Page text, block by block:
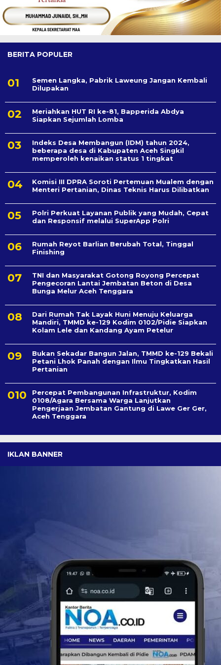
BERITA POPULER
Semen Langka, Pabrik Laweung Jangan Kembali
Dilupakan
Meriahkan HUT RI ke-81, Bapperida Abdya
Siapkan Sejumlah Lomba
Indeks Desa Membangun (IDM) tahun 2024,
beberapa desa di Kabupaten Aceh Singkil
memperoleh kenaikan status 1 tingkat
Komisi III DPRA Soroti Pertemuan Mualem dengan
Menteri Pertanian, Dinas Teknis Harus Dilibatkan
Polri Perkuat Layanan Publik yang Mudah, Cepat
dan Responsif melalui SuperApp Polri
Rumah Reyot Barlian Berubah Total, Tinggal
Finishing
TNI dan Masyarakat Gotong Royong Percepat
Pengecoran Lantai Jembatan Beton di Desa
Bunga Melur Aceh Tenggara
Dari Rumah Tak Layak Huni Menuju Keluarga
Mandiri, TMMD ke-129 Kodim 0102/Pidie Siapkan
Kolam Lele dan Kandang Ayam Petelur
Bukan Sekadar Bangun Jalan, TMMD ke-129 Bekali
Petani Lhok Panah dengan Ilmu Tingkatkan Hasil
Pertanian
Percepat Pembangunan Infrastruktur, Kodim
0108/Agara Bersama Warga Lanjutkan
Pengerjaan Jembatan Gantung di Lawe Ger Ger,
Aceh Tenggara
IKLAN BANNER